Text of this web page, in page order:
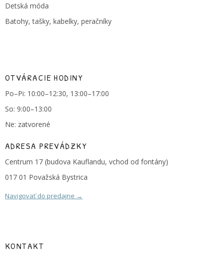
Detská móda
Batohy, tašky, kabelky, peračníky
OTVÁRACIE HODINY
Po–Pi: 10:00–12:30, 13:00–17:00
So: 9:00–13:00
Ne: zatvorené
ADRESA PREVÁDZKY
Centrum 17 (budova Kauflandu, vchod od fontány)
017 01 Považská Bystrica
Navigovať do predajne →
KONTAKT